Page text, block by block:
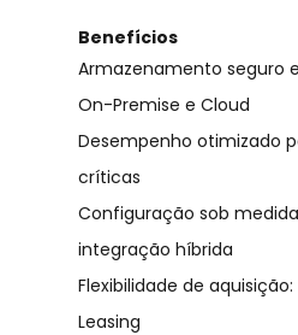
Benefícios
Armazenamento seguro
On-Premise e Cloud
Desempenho otimizado
críticas
Configuração sob
integração híbrida
Flexibilidade de
Leasing